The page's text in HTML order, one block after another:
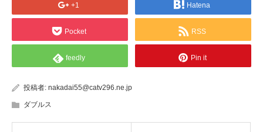
+1 Hatena
Pocket RSS
feedly Pin it
投稿者: nakadai55@catv296.ne.jp
ダブルス